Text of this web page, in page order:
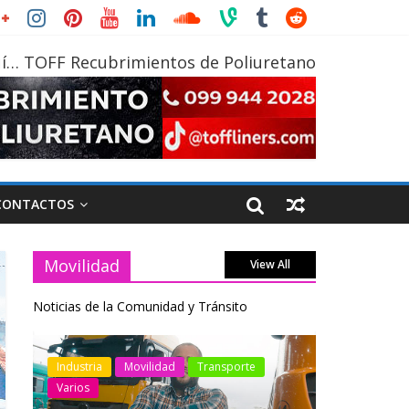
TOFF Recubrimientos de Poliuretano
Movilidad View All
Noticias de la Comunidad y Tránsito
Industria Movilidad
Transporte
Varios